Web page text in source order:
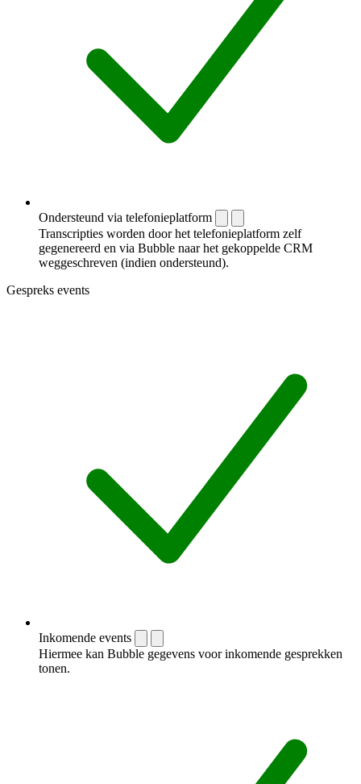
Ondersteund via telefonieplatform
Transcripties worden door het telefonieplatform zelf
gegenereerd en via Bubble naar het gekoppelde CRM
weggeschreven (indien ondersteund).
Gespreks events
Inkomende events
Hiermee kan Bubble gegevens voor inkomende gesprekken
tonen.